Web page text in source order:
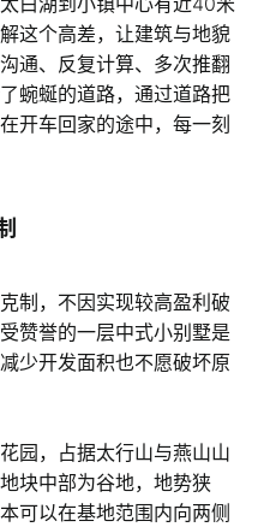
这个高差，让建筑与地貌
通、反复计算、多次推翻
蜿蜒的道路，通过道路把
开车回家的途中，每一刻
制，不因实现较高盈利破
赞誉的一层中式小别墅是
少开发面积也不愿破坏原
园，占据太行山与燕山山
块中部为谷地，地势狭
可以在基地范围内向两侧